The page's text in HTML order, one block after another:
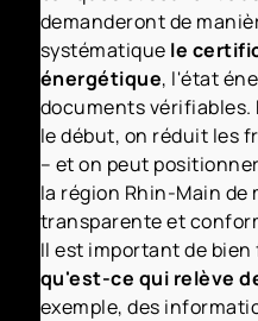
demanderont de
systématique le
énergétique, l'état
documents vérifiables.
le début, on réduit les
– et on peut
la région Rhin-Main de
transparente et
Il est important de
qu'est-ce qui relève
exemple, des